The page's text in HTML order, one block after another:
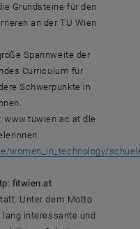
Grundsteine für den
an der TU Wien
Spannweite der
Curriculum für
Schwerpunkte in
www.tuwien.ac.at dle
women_in_technology/
fitwien.at
Unter dem Motto
lang interessante und